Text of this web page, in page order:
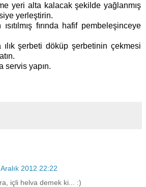
yeri alta kalacak şekilde yağlanmış
yerleştirin.
fırında hafif pembeleşinceye
ılık şerbeti döküp şerbetinin çekmesi
servis yapın.
2012 22:22
içli helva demek ki... :)